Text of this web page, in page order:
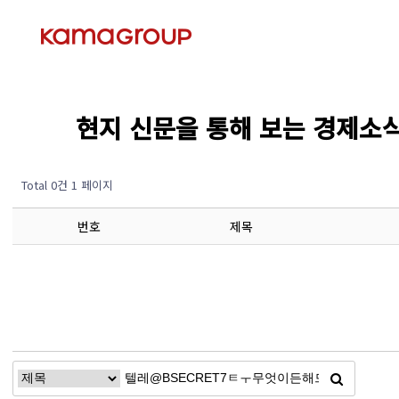
현지 신문을 통해 보는 경제
Total 0건 1 페이지
번호 제목